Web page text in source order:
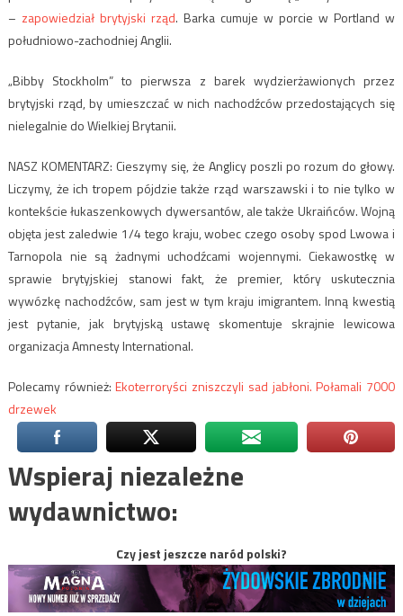
– zapowiedział brytyjski rząd. Barka cumuje w porcie w Portland w
południowo-zachodniej Anglii.
„Bibby Stockholm” to pierwsza z barek wydzierżawionych przez
brytyjski rząd, by umieszczać w nich nachodźców przedostających się
nielegalnie do Wielkiej Brytanii.
NASZ KOMENTARZ: Cieszymy się, że Anglicy poszli po rozum do głowy.
Liczymy, że ich tropem pójdzie także rząd warszawski i to nie tylko w
kontekście łukaszenkowych dywersantów, ale także Ukraińców. Wojną
objęta jest zaledwie 1/4 tego kraju, wobec czego osoby spod Lwowa i
Tarnopola nie są żadnymi uchodźcami wojennymi. Ciekawostkę w
sprawie brytyjskiej stanowi fakt, że premier, który uskutecznia
wywózkę nachodźców, sam jest w tym kraju imigrantem. Inną kwestią
jest pytanie, jak brytyjską ustawę skomentuje skrajnie lewicowa
organizacja Amnesty International.
Polecamy również:Ekoterroryści zniszczyli sad jabłoni. Połamali 7000
drzewek
Wspieraj niezależne
wydawnictwo:
Czy jest jeszcze naród polski?